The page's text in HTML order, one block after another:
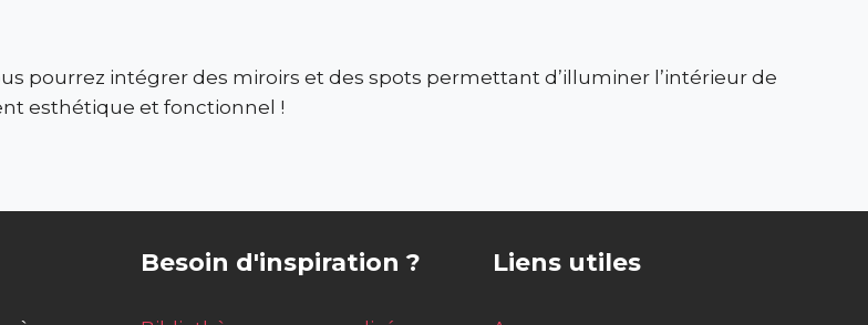
pourrez intégrer des miroirs et des spots permettant d’illuminer l’intérieur de
esthétique et fonctionnel !
Besoin d'inspiration ? Liens utiles